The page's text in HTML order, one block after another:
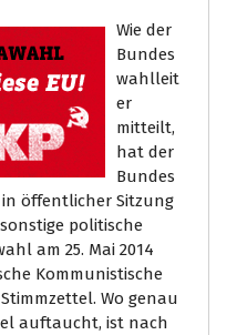
Wie der
Bundes
wahlleit
er
mitteilt,
hat der
Bundes
öffentlicher Sitzung
politische
am 25. Mai 2014
Kommunistische
Wo genau
auftaucht, ist nach